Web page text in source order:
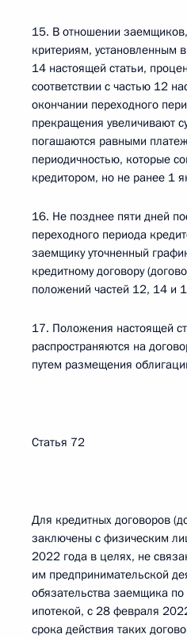
15. В отношении
критериям, установленным
14 настоящей статьи,
соответствии с частью 12
окончании переходного
прекращения увеличивают
погашаются равными
периодичностью, которые
кредитором, но не ранее 1
16. Не позднее пяти дней
переходного периода
заемщику уточненный
кредитному договору
положений частей 12, 14 и
17. Положения настоящей
распространяются на
путем размещения
Статья 72
Для кредитных договоров
заключены с физическим
2022 года в целях, не
им предпринимательской
обязательства заемщика
ипотекой, с 28 февраля
срока действия таких